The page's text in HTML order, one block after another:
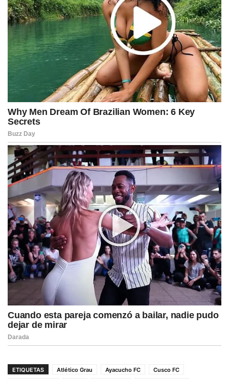
ETIQUETAS Atlético Grau Ayacucho FC
Cusco FC